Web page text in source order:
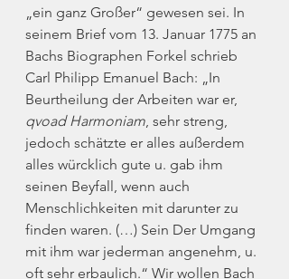
„ein ganz Großer“ gewesen sei. In
seinem Brief vom 13. Januar 1775 an
Bachs Biographen Forkel schrieb
Carl Philipp Emanuel Bach: „In
Beurtheilung der Arbeiten war er,
qvoad Harmoniam, sehr streng,
jedoch schätzte er alles außerdem
alles würcklich gute u. gab ihm
seinen Beyfall, wenn auch
Menschlichkeiten mit darunter zu
finden waren. (…) Sein Der Umgang
mit ihm war jederman angenehm, u.
oft sehr erbaulich.“ Wir wollen Bach